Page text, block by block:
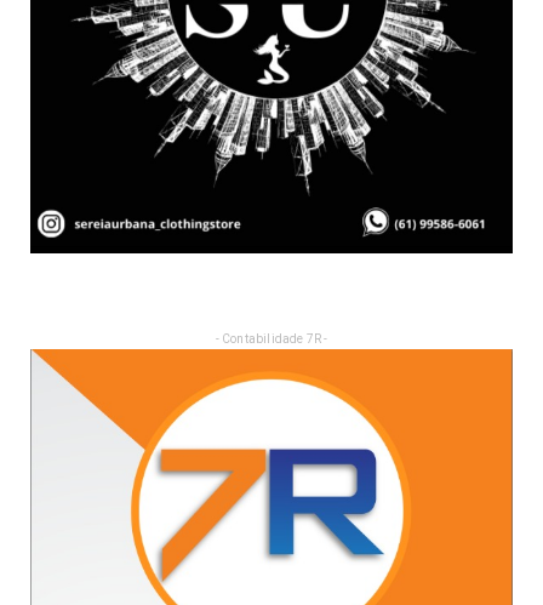
- Contabilidade 7R -